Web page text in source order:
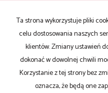
Mieszkania
na sprzedaż
Domyna sprzedaż
Działkina sprzedaż
Lokalena sprzedaż
Halena sprzedaż
Obiektyna sprzedaż
Ta strona wykorzystuje pliki
celu dostosowania naszych
klientów. Zmiany ustawień
dokonać w dowolnej chwili
Korzystanie z tej strony bez
oznacza, że będą one